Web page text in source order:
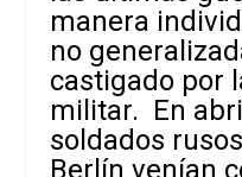
manera
no
castigado por
militar. En
soldados
Berlín venían